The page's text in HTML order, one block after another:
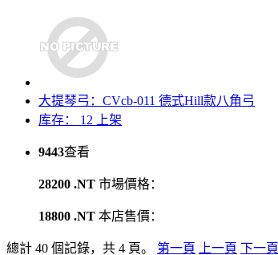
大提琴弓：CVcb-011 德式Hill款八角弓
库存： 12
上架
9443查看
28200 .NT 市場價格：
18800 .NT 本店售價：
總計 40 個記錄，共 4 頁。 第一頁 上一頁 下一頁